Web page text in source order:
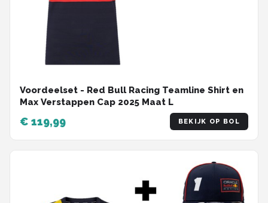
Voordeelset - Red Bull Racing Teamline Shirt en
Max Verstappen Cap 2025 Maat L
€ 119,99 BEKIJK OP BOL